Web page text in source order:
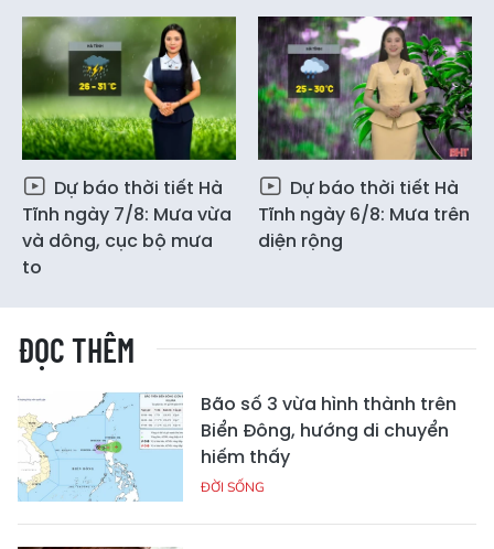
Dự báo thời tiết Hà
Tĩnh ngày 7/8: Mưa vừa
và dông, cục bộ mưa
to
Dự báo thời tiết Hà
Tĩnh ngày 6/8: Mưa trên
diện rộng
ĐỌC THÊM
Bão số 3 vừa hình thành trên
Biển Đông, hướng di chuyển
hiếm thấy
ĐỜI SỐNG